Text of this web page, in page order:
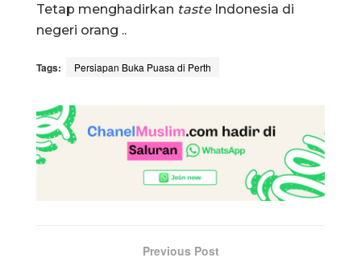
Tetap menghadirkan tasteIndonesia di
negeri orang ..
Tags: Persiapan Buka Puasa di Perth
Previous Post